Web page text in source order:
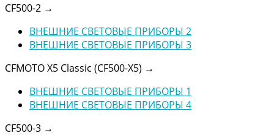
CF500-2 →
ВНЕШНИЕ СВЕТОВЫЕ ПРИБОРЫ 2
ВНЕШНИЕ СВЕТОВЫЕ ПРИБОРЫ 3
CFMOTO X5 Classic (CF500-X5) →
ВНЕШНИЕ СВЕТОВЫЕ ПРИБОРЫ 1
ВНЕШНИЕ СВЕТОВЫЕ ПРИБОРЫ 4
CF500-3 →